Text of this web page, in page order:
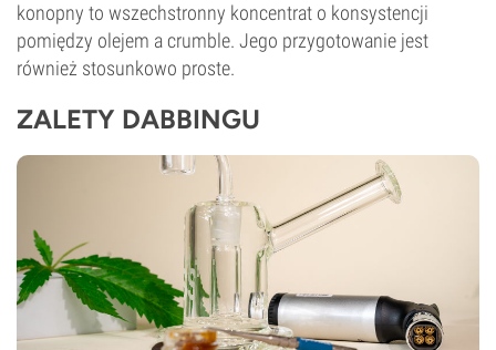
konopny to wszechstronny koncentrat o konsystencji
pomiędzy olejem a crumble. Jego przygotowanie jest
również stosunkowo proste.
ZALETY DABBINGU